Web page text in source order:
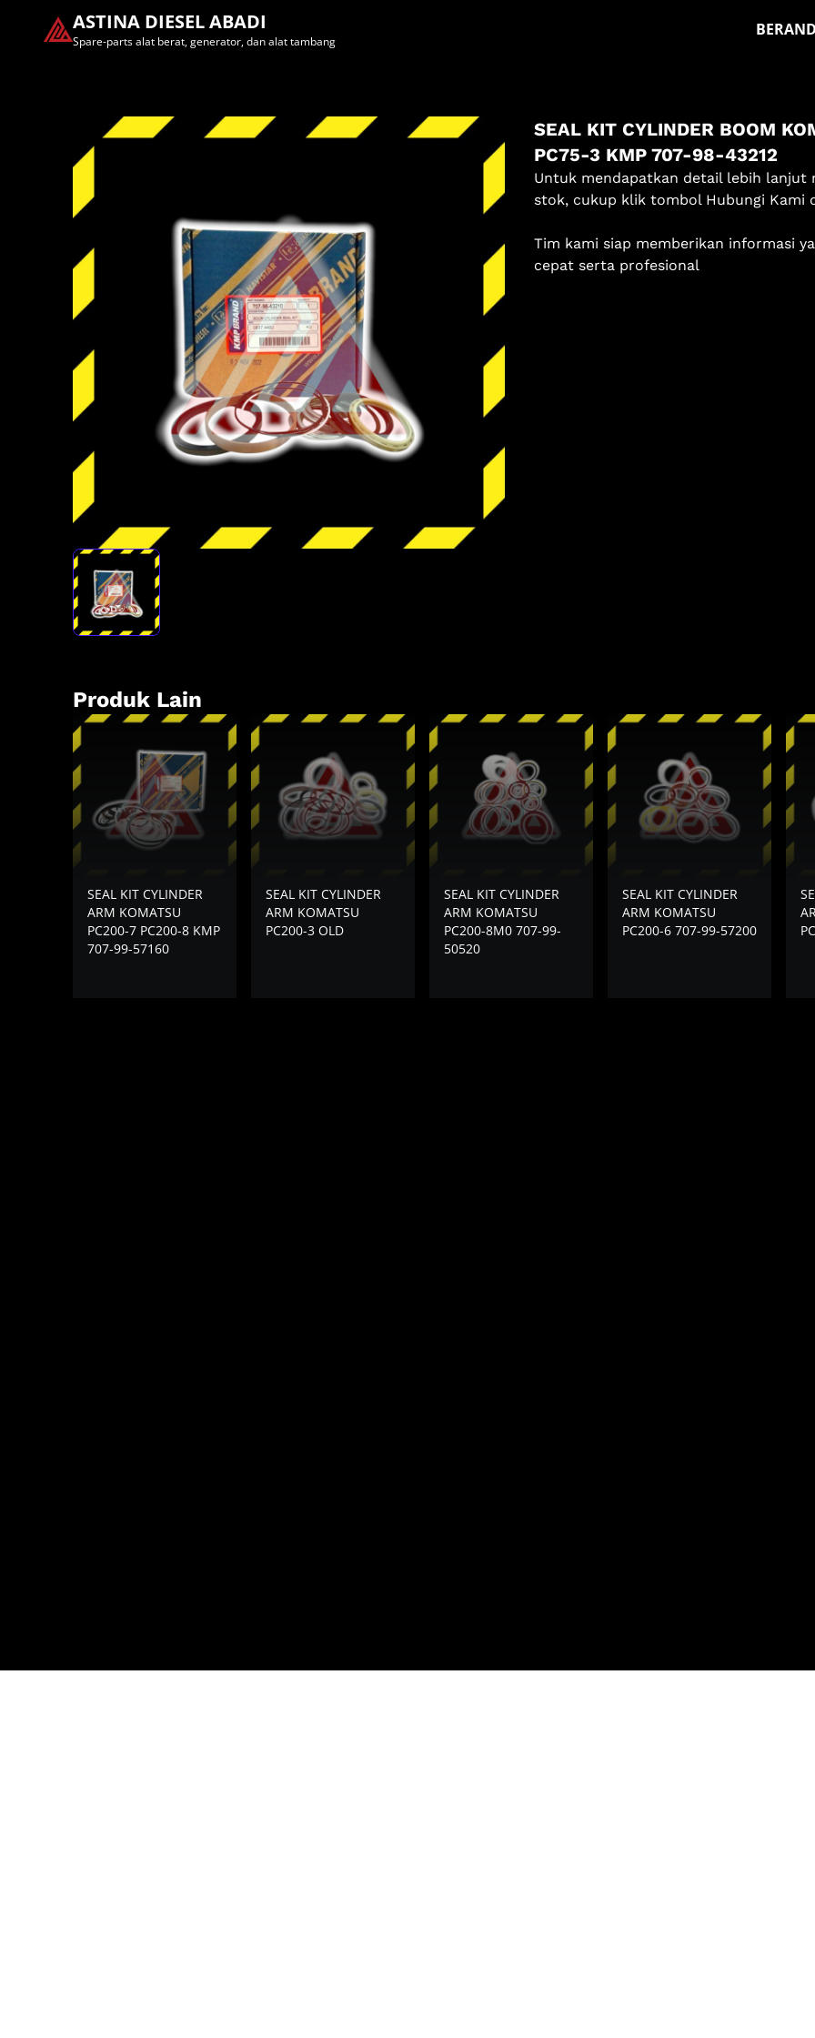
ASTINA DIESEL ABADI
Spare-parts alat berat, generator, dan alat tambang
Masuk
Lanjutkan dengan Google
dengan
Ketentuan Layanandan Kebijakan Privasikami.
SEAL KIT CYLINDER BOOM
PC75-3 KMP 707-98-43212
Untuk mendapatkan detail lebih lanjut
stok, cukup klik tombol Hubungi Kami
Tim kami siap memberikan informasi
cepat serta profesional
Produk Lain
SEAL KIT CYLINDER
ARM KOMATSU
PC200-7 PC200-8 KMP
707-99-57160
SEAL KIT CYLINDER
ARM KOMATSU
PC200-3 OLD
SEAL KIT CYLINDER
ARM KOMATSU
PC200-8M0 707-99-
50520
SEAL KIT CYLINDER
ARM KOMATSU
PC200-6 707-99-57200